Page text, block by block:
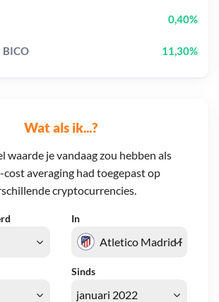
Wat als ik...?
waarde je vandaag zou hebben als
cost averaging had toegepast op
cryptocurrencies.
In
Sinds
0,40%
BICO 11,30%